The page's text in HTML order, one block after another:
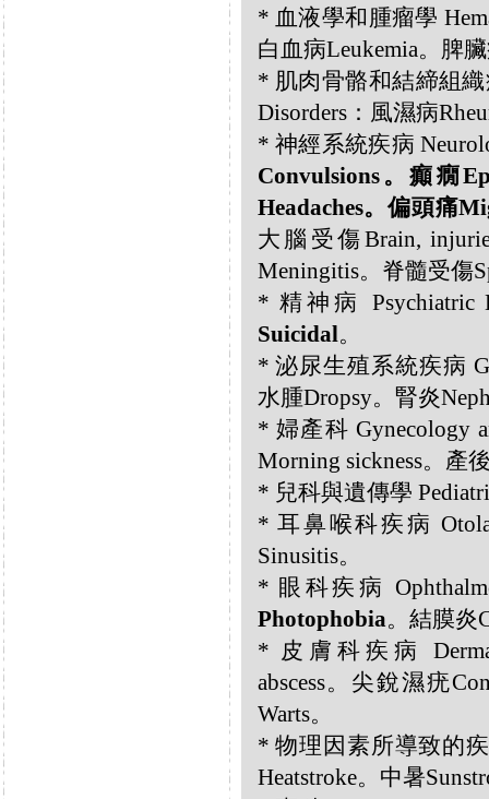
* 血液學和腫瘤學
白血病Leukemia。脾
* 肌肉骨骼和結締組織
Disorders：風濕病
* 神經系統疾病
Convulsions。癲癇
Headaches。偏頭痛
大腦受傷Brain,
Meningitis。脊髓受傷
* 精神病 Psychiatric
Suicidal。
* 泌尿生殖系統疾病
水腫Dropsy。腎炎
* 婦產科 Gynecology
Morning sickness。產
* 兒科與遺傳學
* 耳鼻喉科疾病
Sinusitis。
* 眼科疾病
Photophobia。結膜炎
* 皮膚科疾病
abscess。尖銳濕疣
Warts。
* 物理因素所導致的疾
Heatstroke。中暑